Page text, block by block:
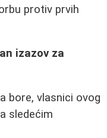
protiv prvih
izazov za
bore, vlasnici ovog
sledećim